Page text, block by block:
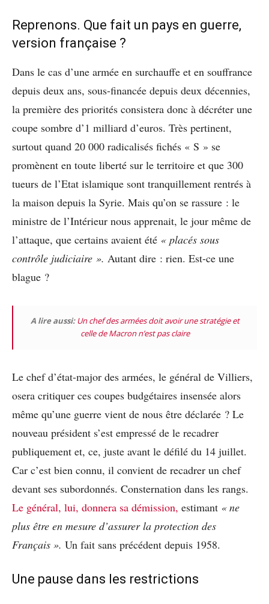
Reprenons. Que fait un pays en guerre,
version française ?
Dans le cas d’une armée en surchauffe et en souffrance
depuis deux ans, sous-financée depuis deux décennies,
la première des priorités consistera donc à décréter une
coupe sombre d’1 milliard d’euros. Très pertinent,
surtout quand 20 000 radicalisés fichés « S » se
promènent en toute liberté sur le territoire et que 300
tueurs de l’Etat islamique sont tranquillement rentrés à
la maison depuis la Syrie. Mais qu’on se rassure : le
ministre de l’Intérieur nous apprenait, le jour même de
l’attaque, que certains avaient été « placés sous
contrôle judiciaire ». Autant dire : rien. Est-ce une
blague ?
A lire aussi:Un chef des armées doit avoir une stratégie et
celle de Macron n’est pas claire
Le chef d’état-major des armées, le général de Villiers,
osera critiquer ces coupes budgétaires insensée alors
même qu’une guerre vient de nous être déclarée ? Le
nouveau président s’est empressé de le recadrer
publiquement et, ce, juste avant le défilé du 14 juillet.
Car c’est bien connu, il convient de recadrer un chef
devant ses subordonnés. Consternation dans les rangs.
Le général, lui, donnera sa démission, estimant « ne
plus être en mesure d’assurer la protection des
Français ». Un fait sans précédent depuis 1958.
Une pause dans les restrictions